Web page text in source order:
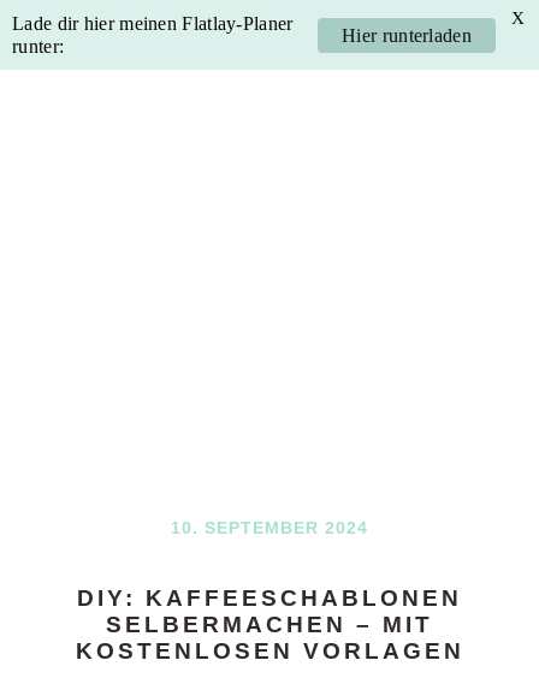
Skip
Skip
Skip
Skip
10. SEPTEMBER 2024
DIY: KAFFEESCHABLONEN
SELBERMACHEN – MIT
KOSTENLOSEN VORLAGEN
Lade dir hier meinen Flatlay-Planer
runter:
Hier runterladen
X